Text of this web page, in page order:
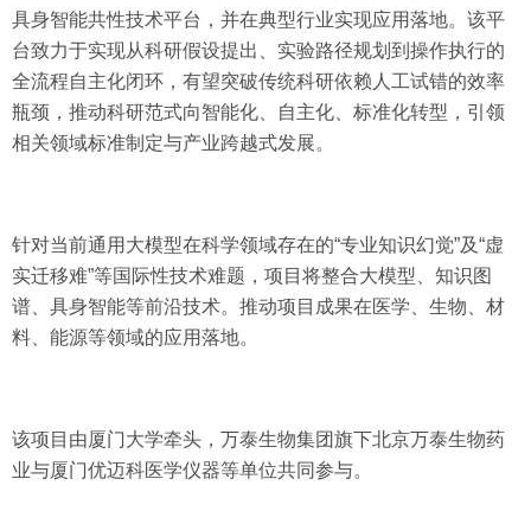
具身智能共性技术平台，并在典型行业实现应用落地。该平
台致力于实现从科研假设提出、实验路径规划到操作执行的
全流程自主化闭环，有望突破传统科研依赖人工试错的效率
瓶颈，推动科研范式向智能化、自主化、标准化转型，引领
相关领域标准制定与产业跨越式发展。
针对当前通用大模型在科学领域存在的“专业知识幻觉”及“虚
实迁移难”等国际性技术难题，项目将整合大模型、知识图
谱、具身智能等前沿技术。推动项目成果在医学、生物、材
料、能源等领域的应用落地。
该项目由厦门大学牵头，万泰生物集团旗下北京万泰生物药
业与厦门优迈科医学仪器等单位共同参与。